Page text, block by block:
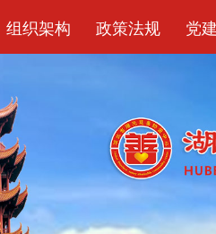
组织架构 政策法规 党